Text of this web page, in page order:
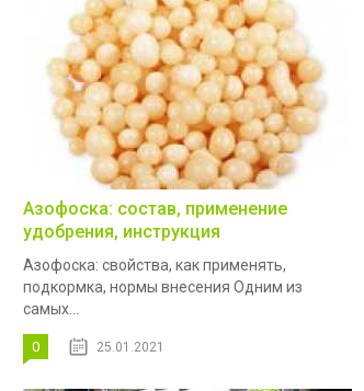
Азофоска: состав, применение
удобрения, инструкция
Азофоска: свойства, как применять,
подкормка, нормы внесения Одним из
самых...
0 25.01.2021